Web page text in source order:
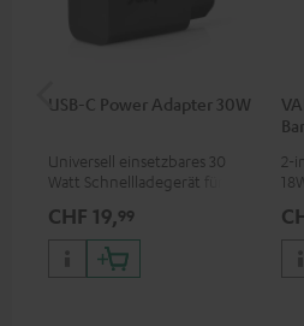
USB-C Power Adapter 30W
Universell einsetzbares 30
Watt Schnellladegerät für
Apple iPhones, Android
Smartphones, Tablets und
Geräte mit USB-C-Anschluss
CHF 19,99
2-
bis